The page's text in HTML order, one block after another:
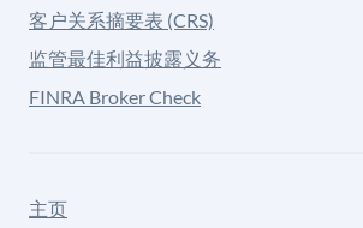
客户关系摘要表 (CRS)
监管最佳利益披露义务
FINRA Broker Check
主页